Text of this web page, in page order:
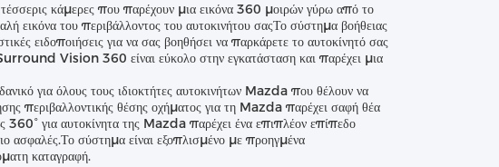
κάμερες που παρέχουν μια εικόνα 360 μοιρών γύρω από το
εικόνα του περιβάλλοντος του αυτοκινήτου σαςΤο σύστημα βοήθειας
ειδοποιήσεις για να σας βοηθήσει να παρκάρετε το αυτοκίνητό σας
Vision 360 είναι εύκολο στην εγκατάσταση και παρέχει μια
για όλους τους ιδιοκτήτες αυτοκινήτων Mazda που θέλουν να
περιβαλλοντικής θέσης οχήματος για τη Mazda παρέχει σαφή θέα
360° για αυτοκίνητα της Mazda παρέχει ένα επιπλέον επίπεδο
ασφαλές.Το σύστημα είναι εξοπλισμένο με προηγμένα
καταγραφή.